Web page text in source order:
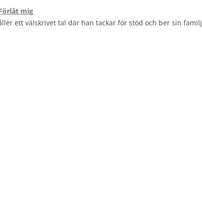
mig
ett välskrivet tal där han tackar för stöd och ber sin familj